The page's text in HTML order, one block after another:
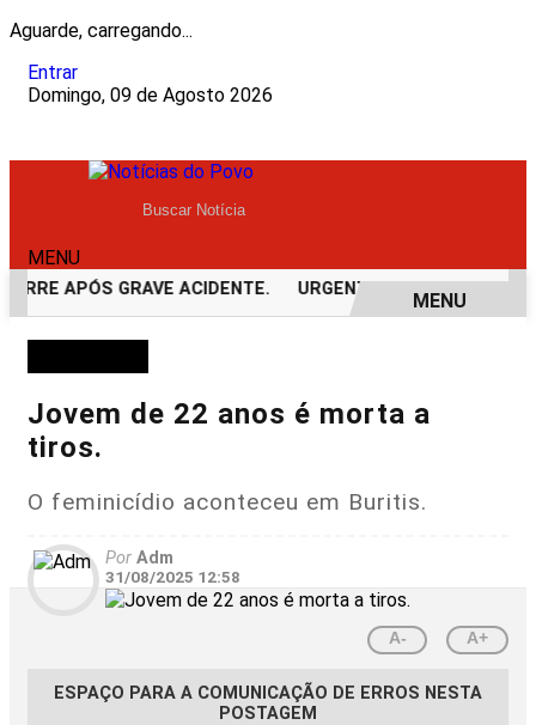
Aguarde, carregando...
Entrar
Domingo, 09 de Agosto 2026
MENU
APÓS GRAVE ACIDENTE. URGENTE! LATAM EM JI-
EM ALTA
MENU
Jovem de 22 anos é morta a
tiros.
O feminicídio aconteceu em Buritis.
Por Adm
31/08/2025 12:58
A- A+
ESPAÇO PARA A COMUNICAÇÃO DE ERROS NESTA
POSTAGEM